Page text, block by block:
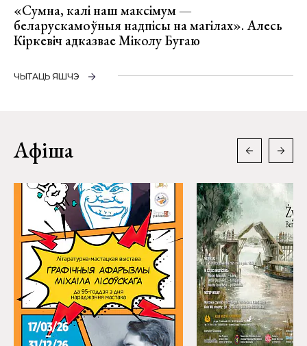
«Сумна, калі наш максімум —
беларускамоўныя надпісы на магілах». Алесь
Кіркевіч адказвае Міколу Бугаю
ЧЫТАЦЬ ЯШЧЭ
Афіша